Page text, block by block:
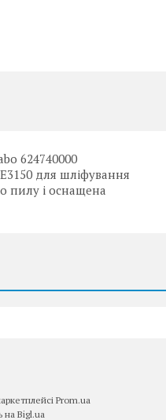
624740000
для шліфування
пилу і оснащена
Prom.ua
на Bigl.ua